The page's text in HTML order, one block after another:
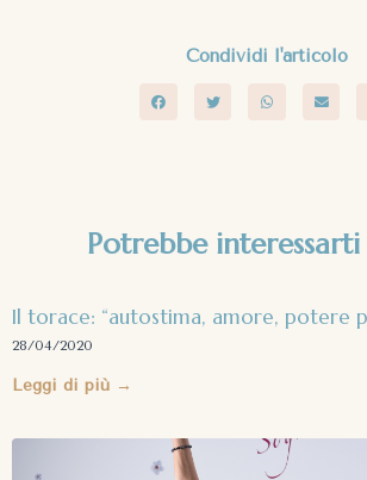
Condividi l'articolo
Potrebbe interessarti
Il torace: “autostima, amore, potere
28/04/2020
Leggi di più →